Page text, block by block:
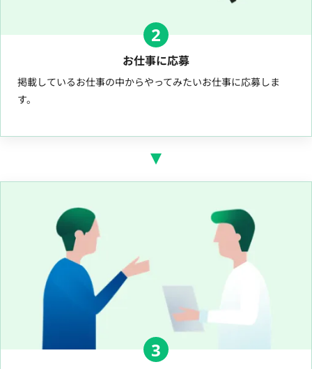
2
お仕事に応募
掲載しているお仕事の中からやってみたいお仕事に応募しま
す。
3